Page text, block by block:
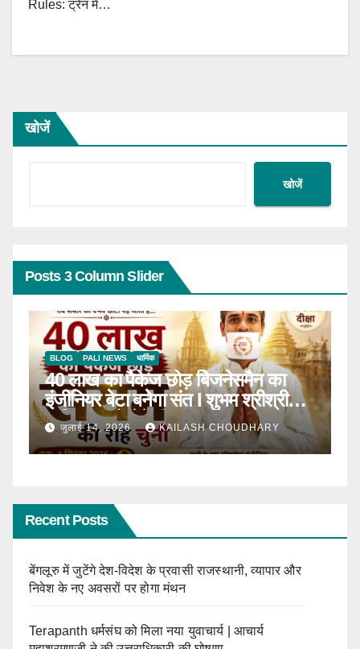
Rules: ट्रेन में…
खोजें
खोजें
Posts 3 Column Slider
BLOG टॉप न्यूज़ धार्मिक
ठाणे में पहली बार होगा सीरवी समाज युवक-
युवती परिचय सम्मेलन
जून 13, 2026 KAILASH CHOUDHARY
Recent Posts
बेंगलूरु में जुटेंगे देश-विदेश के प्रवासी राजस्थानी, व्यापार और
निवेश के नए अवसरों पर होगा मंथन
Terapanth धर्मसंघ को मिला नया युवाचार्य | आचार्य